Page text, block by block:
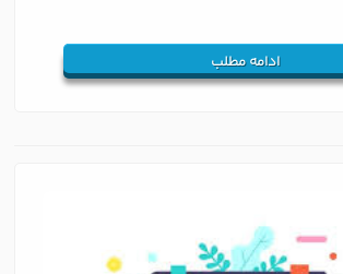
ادامه مطلب